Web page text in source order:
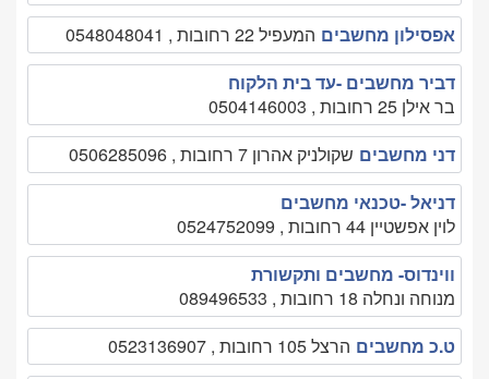
אפסילון מחשבים המעפיל 22 רחובות , 0548048041
דביר מחשבים -עד בית הלקוח
בר אילן 25 רחובות , 0504146003
דני מחשבים שקולניק אהרון 7 רחובות , 0506285096
דניאל -טכנאי מחשבים
לוין אפשטיין 44 רחובות , 0524752099
ווינדוס- מחשבים ותקשורת
מנוחה ונחלה 18 רחובות , 089496533
ט.כ מחשבים הרצל 105 רחובות , 0523136907